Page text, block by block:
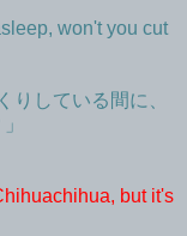
won't you cut
りしている間に、
but it's